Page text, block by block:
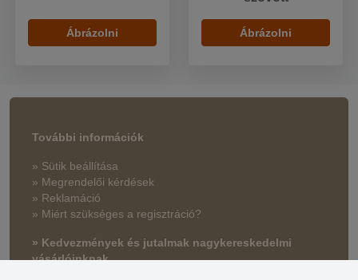
Ábrázolni Ábrázolni
További információk
» Sütik beállítása
» Megrendelői kérdések
» Reklamáció
» Miért szükséges a regisztráció?
» Kedvezmények és jutalmak nagykereskedelmi
vásárlóinknak